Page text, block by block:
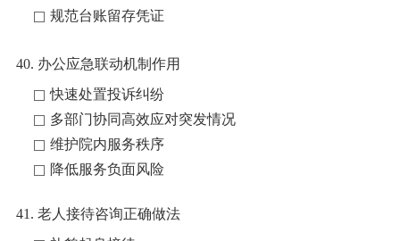
规范台账留存凭证
40. 办公应急联动机制作用
快速处置投诉纠纷
多部门协同高效应对突发情况
维护院内服务秩序
降低服务负面风险
41. 老人接待咨询正确做法